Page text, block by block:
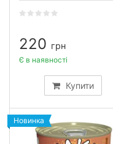
220 грн
Купити
Є в наявності
Новинка